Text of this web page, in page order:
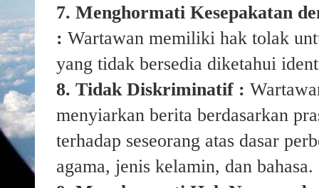
7. Menghormati Kesepakatan
: Wartawan memiliki hak tolak
yang tidak bersedia diketahui
8. Tidak Diskriminatif :
menyiarkan berita berdasarkan
terhadap seseorang atas dasar
agama, jenis kelamin, dan bahasa.